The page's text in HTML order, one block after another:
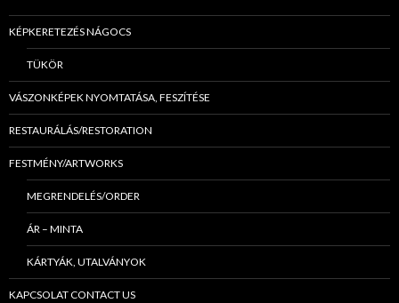
KÉPKERETEZÉS NÁGOCS
TÜKÖR
VÁSZONKÉPEK NYOMTATÁSA, FESZÍTÉSE
RESTAURÁLÁS/RESTORATION
FESTMÉNY/ARTWORKS
MEGRENDELÉS/ORDER
ÁR – MINTA
KÁRTYÁK, UTALVÁNYOK
KAPCSOLAT CONTACT US